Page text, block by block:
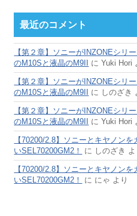
最近のコメント
【第２章】ソニーがINZONEシリ
のM10Sと液晶のM9II
にYuki Hori
【第２章】ソニーがINZONEシリ
のM10Sと液晶のM9II
に しのざき
【第２章】ソニーがINZONEシリ
のM10Sと液晶のM9II
にYuki Hori
【70200/2.8】ソニーとキヤノン
いSEL70200GM2！
に しのざき よ
【70200/2.8】ソニーとキヤノン
いSEL70200GM2！
に にゃ より